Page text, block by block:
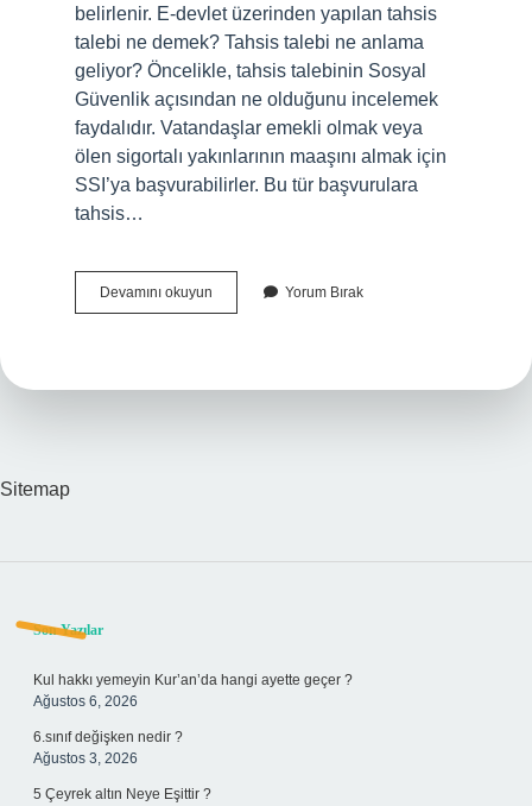
belirlenir. E-devlet üzerinden yapılan tahsis
talebi ne demek? Tahsis talebi ne anlama
geliyor? Öncelikle, tahsis talebinin Sosyal
Güvenlik açısından ne olduğunu incelemek
faydalıdır. Vatandaşlar emekli olmak veya
ölen sigortalı yakınlarının maaşını almak için
SSI’ya başvurabilirler. Bu tür başvurulara
tahsis…
Devamını okuyun
De
Yorum Bırak
Sitemap
Sidebar
Son Yazılar
Kul hakkı yemeyin Kur’an’da hangi ayette geçer ?
Ağustos 6, 2026
6.sınıf değişken nedir ?
Ağustos 3, 2026
5 Çeyrek altın Neye Eşittir ?